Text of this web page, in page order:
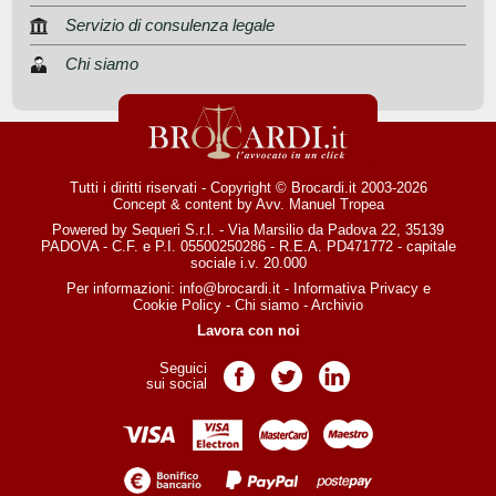
Servizio di consulenza legale
Chi siamo
Tutti i diritti riservati - Copyright © Brocardi.it 2003-2026
Concept & content by Avv. Manuel Tropea
Powered by Sequeri S.r.l. - Via Marsilio da Padova 22, 35139
PADOVA - C.F. e P.I. 05500250286 - R.E.A. PD471772 - capitale
sociale i.v. 20.000
Per informazioni: info@brocardi.it- Informativa Privacye
Cookie Policy - Chi siamo - Archivio
Lavora con noi
Seguici
sui social
Pagina Facebook
Pagina TwitterPagina LinkedIn